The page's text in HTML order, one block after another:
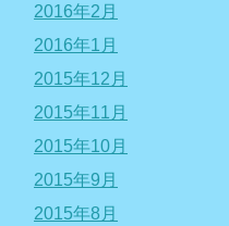
2016年2月
2016年1月
2015年12月
2015年11月
2015年10月
2015年9月
2015年8月